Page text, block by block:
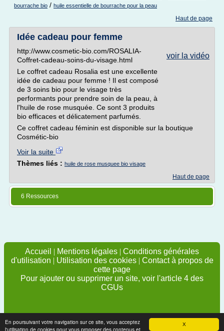
X
En poursuivant votre navigation sur ce site, vous acceptez
l'utilisation de cookies pour vous proposer des contenus et
bourrache bio / huile essentielle de bourrache pour la peau
Haut de page
Idée cadeau pour femme
voir la vidéo
http://www.cosmetic-bio.com/ROSALIA-
Coffret-cadeau-soins-du-visage.html
Le coffret cadeau Rosalia est une excellente
idée de cadeau pour femme ! Il est composé
de 3 soins bio pour le visage très
performants pour prendre soin de la peau, à
l'huile de rose musquée. Ce sont 3 produits
bio efficaces et délicatement parfumés.
Ce coffret cadeau féminin est disponible sur la boutique
Cosmétic-bio
Voir la suite
Thèmes liés : huile de rose musquee bio visage
Haut de page
6 Ressources
Accueil | Mentions légales | Conditions générales
d'utilisation | Utilisation des cookies| Contact à propos de
cette page
Pour ajouter ou supprimer un site, voir l'article 4 des
CGUs